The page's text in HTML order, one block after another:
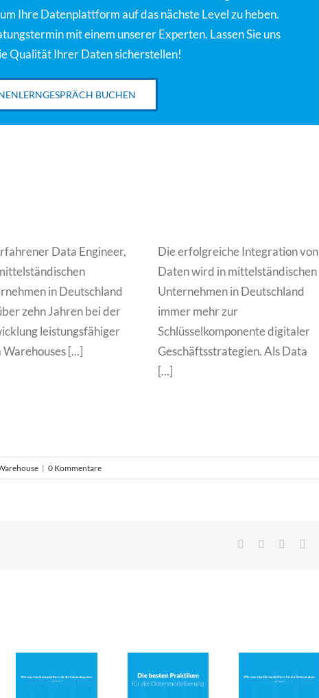
Ihre Datenplattform auf das nächste Level zu heben.
mit einem unserer Experten. Lassen Sie uns
Qualität Ihrer Daten sicherstellen!
BUCHEN
Data Engineer,
in Deutschland
zehn Jahren bei der
leistungsfähiger
[...]
Die erfolgreiche Integration von
Daten wird in mittelständischen
Unternehmen in Deutschland
immer mehr zur
Schlüsselkomponente digitaler
Geschäftsstrategien. Als Data
[...]
| 0 Kommentare
FacebookLinkedInPinterest